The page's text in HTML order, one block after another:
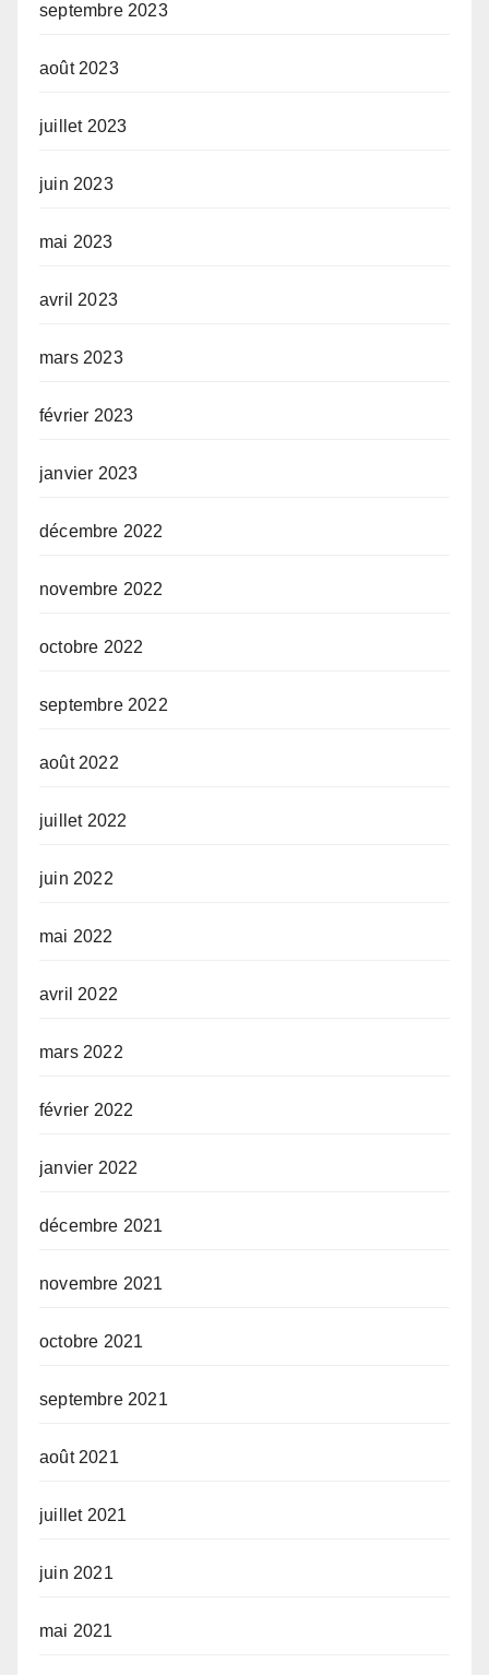
septembre 2023
août 2023
juillet 2023
juin 2023
mai 2023
avril 2023
mars 2023
février 2023
janvier 2023
décembre 2022
novembre 2022
octobre 2022
septembre 2022
août 2022
juillet 2022
juin 2022
mai 2022
avril 2022
mars 2022
février 2022
janvier 2022
décembre 2021
novembre 2021
octobre 2021
septembre 2021
août 2021
juillet 2021
juin 2021
mai 2021